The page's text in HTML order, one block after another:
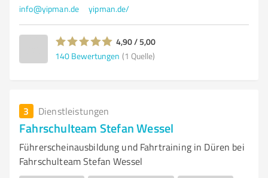
info@yipman.de yipman.de/
4,90 / 5,00
140 Bewertungen (1 Quelle)
3 Dienstleistungen
Fahrschulteam Stefan Wessel
Führerscheinausbildung und Fahrtraining in Düren bei
Fahrschulteam Stefan Wessel